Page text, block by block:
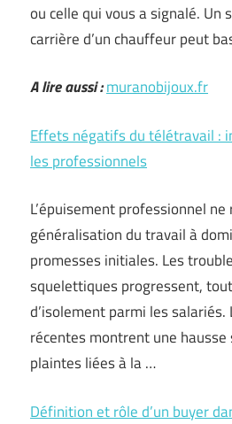
ou celle qui vous a signalé. Un
carrière d’un chauffeur peut
A lire aussi :muranobijoux.fr
Effets négatifs du télétravail :
les professionnels
L’épuisement professionnel
généralisation du travail à
promesses initiales. Les
squelettiques progressent,
d’isolement parmi les salariés.
récentes montrent une
plaintes liées à la …
Définition et rôle d’un buyer